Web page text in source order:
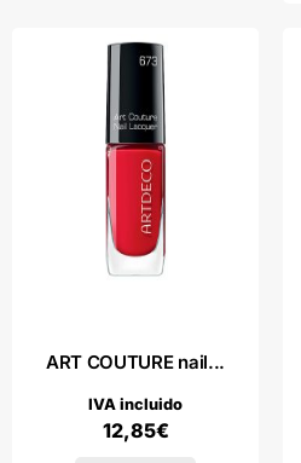
ART COUTURE nail...
12,85€
IVA incluido